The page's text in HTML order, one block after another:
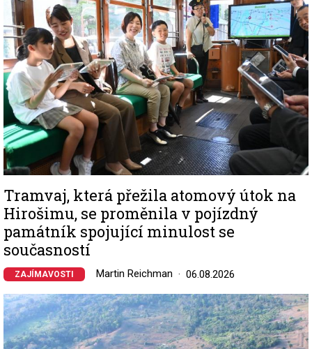
Tramvaj, která přežila atomový útok na
Hirošimu, se proměnila v pojízdný
památník spojující minulost se
současností
ZAJÍMAVOSTI Martin Reichman 06.08.2026
Image